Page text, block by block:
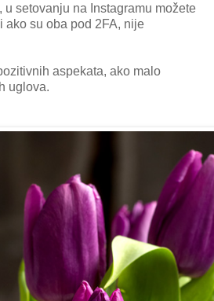
u setovanju na Instagramu možete
ako su oba pod 2FA, nije
aspekata, ako malo
uglova.